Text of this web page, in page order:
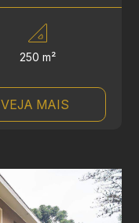
250 m²
VEJA MAIS